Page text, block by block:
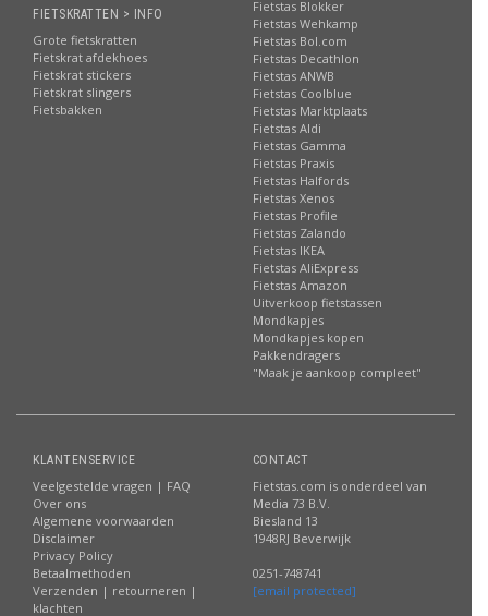
FIETSKRATTEN > INFO
Grote fietskratten
Fietskrat afdekhoes
Fietskrat stickers
Fietskrat slingers
Fietsbakken
Fietstas Blokker
Fietstas Wehkamp
Fietstas Bol.com
Fietstas Decathlon
Fietstas ANWB
Fietstas Coolblue
Fietstas Marktplaats
Fietstas Aldi
Fietstas Gamma
Fietstas Praxis
Fietstas Halfords
Fietstas Xenos
Fietstas Profile
Fietstas Zalando
Fietstas IKEA
Fietstas AliExpress
Fietstas Amazon
Uitverkoop fietstassen
Mondkapjes
Mondkapjes kopen
Pakkendragers
"Maak je aankoop compleet"
KLANTENSERVICE
Veelgestelde vragen | FAQ
Over ons
Algemene voorwaarden
Disclaimer
Privacy Policy
Betaalmethoden
Verzenden | retourneren |
klachten
CONTACT
Fietstas.com is onderdeel van
Media 73 B.V.
Biesland 13
1948RJ Beverwijk
0251-748741
[email protected]